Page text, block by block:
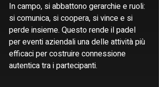
In campo, si abbattono gerarchie e ruoli:
si comunica, si coopera, si vince e si
perde insieme. Questo rende il padel
per eventi aziendali una delle attività più
efficaci per costruire connessione
autentica tra i partecipanti.